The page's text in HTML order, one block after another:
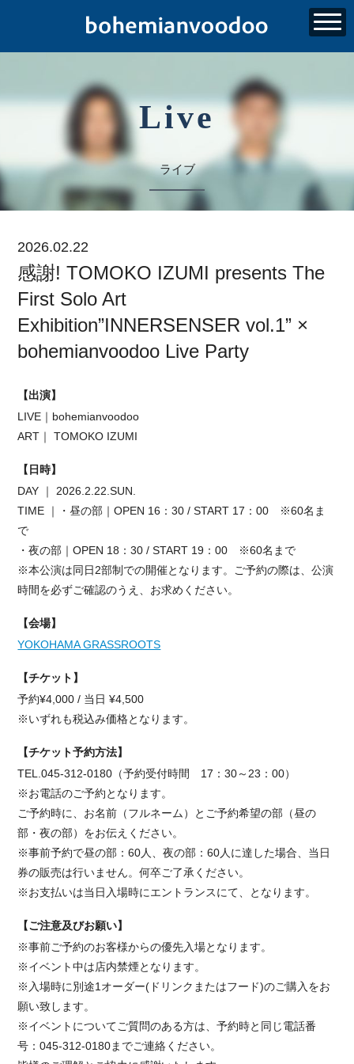
Live
ライブ
2026.02.22
感謝! TOMOKO IZUMI presents The
First Solo Art
Exhibition”INNERSENSER vol.1” ×
bohemianvoodoo Live Party
【出演】
LIVE｜bohemianvoodoo
ART｜ TOMOKO IZUMI
【日時】
DAY ｜ 2026.2.22.SUN.
TIME ｜・昼の部｜OPEN 16：30 / START 17：00 ※60名ま
で
・夜の部｜OPEN 18：30 / START 19：00 ※60名まで
※本公演は同日2部制での開催となります。 ご予約の際は、公演
時間を必ずご確認のうえ、お求めください。
【会場】
YOKOHAMA GRASSROOTS
【チケット】
予約¥4,000 / 当日 ¥4,500
※いずれも税込み価格となります。
【チケット予約方法】
TEL.045-312-0180（予約受付時間 17：30～23：00）
※お電話のご予約となります。
ご予約時に、お名前（フルネーム）とご予約希望の部（昼の
部・夜の部）をお伝えください。
※事前予約で昼の部：60人、夜の部：60人に達した場合、当日
券の販売は行いません。何卒ご了承ください。
※お支払いは当日入場時にエントランスにて、となります。
【ご注意及びお願い】
※事前ご予約のお客様からの優先入場となります。
※イベント中は店内禁煙となります。
※入場時に別途1オーダー(ドリンクまたはフード)のご購入をお
願い致します。
※イベントについてご質問のある方は、予約時と同じ電話番
号：045-312-0180までご連絡ください。